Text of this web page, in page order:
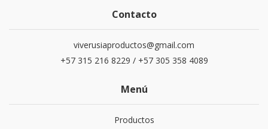
Contacto
viverusiaproductos@gmail.com
+57 315 216 8229 / +57 305 358 4089
Menú
Productos